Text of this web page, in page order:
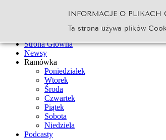
Go
Strona Główna
Newsy
Ramówka
Poniedziałek
Wtorek
Środa
Czwartek
Piątek
Sobota
Niedziela
Podcasty
INFORMACJE O PLIKACH
Ta strona używa plików